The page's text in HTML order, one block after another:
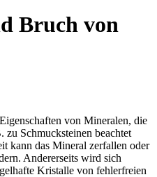
Bruch von
von Mineralen, die
zu Schmucksteinen beachtet
kann das Mineral zerfallen oder
Andererseits wird sich
Kristalle von fehlerfreien